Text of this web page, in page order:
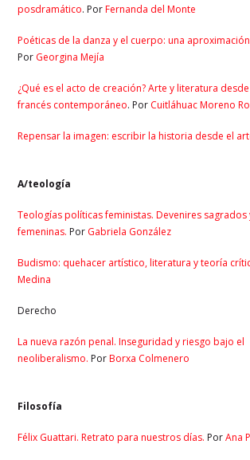
posdramático. PorFernanda del Monte
Poéticas de la danza y el cuerpo: una
Por Georgina Mejía
¿Qué es el acto de creación? Arte y literatura
francés contemporáneo. Por Cuitláhuac Moreno
Repensar la imagen: escribir la historia desde el
A/teología
Teologías políticas feministas. Devenires sagrados
femeninas. Por Gabriela González
Budismo: quehacer artístico, literatura y teoría
Medina
Derecho
La nueva razón penal. Inseguridad y riesgo bajo el
neoliberalismo. PorBorxa Colmenero
Filosofía
Félix Guattari. Retrato para nuestros días. PorAna